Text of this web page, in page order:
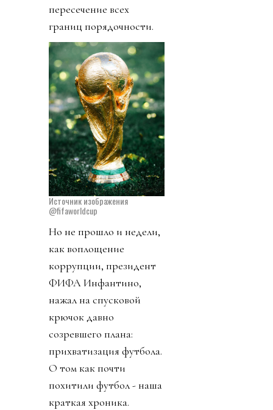
пересечение всех
границ порядочности.
Источник изображения
@fifaworldcup
Но не прошло и недели,
как воплощение
коррупции, президент
ФИФА Инфантино,
нажал на спусковой
крючок давно
созревшего плана:
прихватизация футбола.
О том как почти
похитили футбол - наша
краткая хроника.